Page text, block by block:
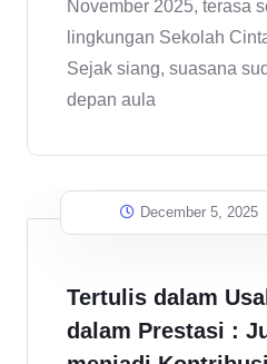
November 2025, terasa
lingkungan Sekolah
Sejak siang, suasana
depan aula
December 5, 2025
Tertulis dalam
dalam Prestasi :